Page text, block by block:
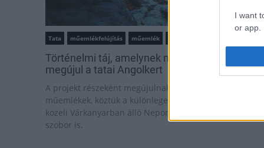
I want
or app.
I want
Tata műemlékfelújítás műemlék
Történelmi táj, amelynek minden köve mesél –
megújul a tatai Angolkert
A projekt részeként megújulnak a területen található
műemlékek, köztük a különleges Műromok, valamint a
közeli Várkanyarban álló Nepomuki Szent János híd és
szobor is.